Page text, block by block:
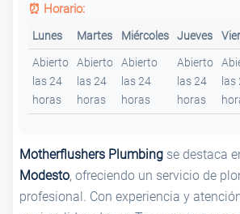
⏰ Horario:
Lunes Martes Miércoles Jueves
Abierto
las 24
horas
Abierto
las 24
horas
Abierto
las 24
horas
Abierto
las 24
horas
las
Motherflushers Plumbing se destaca
Modesto, ofreciendo un servicio de
profesional. Con experiencia y